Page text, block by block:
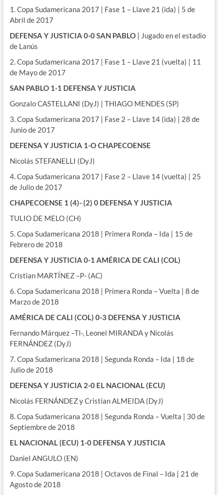
1. Copa Sudamericana 2017 | Fase 1 – Llave 21 (ida) | 5 de
Abril de 2017
DEFENSA Y JUSTICIA 0-0 SAN PABLO | Jugado en el estadio
de Lanús
2. Copa Sudamericana 2017 | Fase 1 – Llave 21 (vuelta) | 11
de Mayo de 2017
SAN PABLO 1-1 DEFENSA Y JUSTICIA
Gonzalo CASTELLANI (DyJ) | THIAGO MENDES (SP)
3. Copa Sudamericana 2017 | Fase 2 – Llave 14 (ida) | 28 de
Junio de 2017
DEFENSA Y JUSTICIA 1-O CHAPECOENSE
Nicolás STEFANELLI (DyJ)
4. Copa Sudamericana 2017 | Fase 2 – Llave 14 (vuelta) | 25
de Julio de 2017
CHAPECOENSE 1 (4)- (2) 0 DEFENSA Y JUSTICIA
TULIO DE MELO (CH)
5. Copa Sudamericana 2018 | Primera Ronda – Ida | 15 de
Febrero de 2018
DEFENSA Y JUSTICIA 0-1 AMÉRICA DE CALI (COL)
Cristian MARTÍNEZ –P- (AC)
6. Copa Sudamericana 2018 | Primera Ronda – Vuelta | 8 de
Marzo de 2018
AMÉRICA DE CALI (COL) 0-3 DEFENSA Y JUSTICIA
Fernando Márquez –Tl-, Leonel MIRANDA y Nicolás
FERNÁNDEZ (DyJ)
7. Copa Sudamericana 2018 | Segunda Ronda – Ida | 18 de
Julio de 2018
DEFENSA Y JUSTICIA 2-0 EL NACIONAL (ECU)
Nicolás FERNÁNDEZ y Cristian ALMEIDA (DyJ)
8. Copa Sudamericana 2018 | Segunda Ronda – Vuelta | 30 de
Septiembre de 2018
EL NACIONAL (ECU) 1-0 DEFENSA Y JUSTICIA
Daniel ANGULO (EN)
9. Copa Sudamericana 2018 | Octavos de Final – Ida | 21 de
Agosto de 2018